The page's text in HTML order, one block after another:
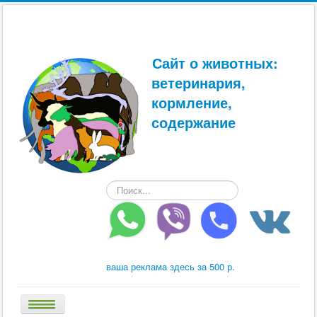
Сайт о животных:
ветеринария,
кормление,
содержание
Искать...
ваша реклама здесь за 500 р.